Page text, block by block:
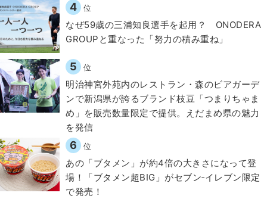
4 位
なぜ59歳の三浦知良選手を起用？ ONODERA
GROUPと重なった「努力の積み重ね」
5 位
明治神宮外苑内のレストラン・森のビアガーデ
ンで新潟県が誇るブランド枝豆「つまりちゃま
め」を販売数量限定で提供。えだまめ県の魅力
を発信
6 位
あの「ブタメン」が約4倍の大きさになって登
場！「ブタメン超BIG」がセブン‐イレブン限定
で発売！